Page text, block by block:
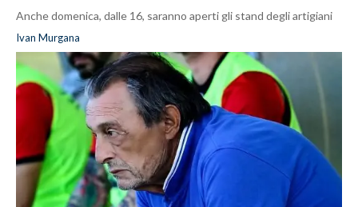
Anche domenica, dalle 16, saranno aperti gli stand degli artigiani
Ivan Murgana